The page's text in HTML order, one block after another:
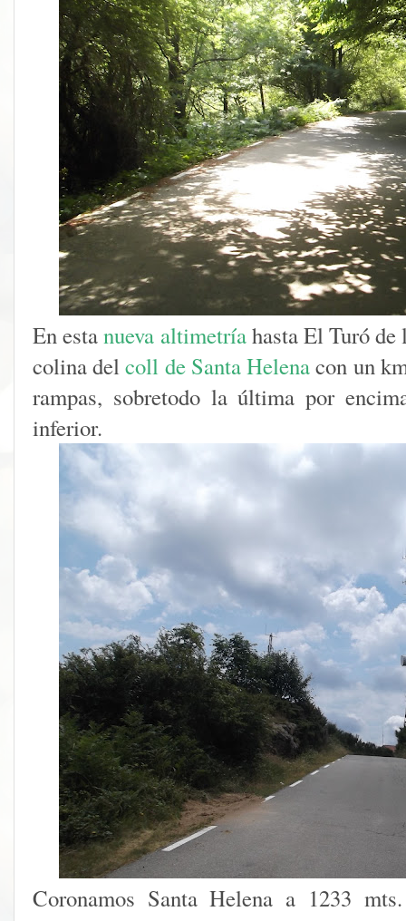
En estanueva altimetríahasta El Turó de
colina delcoll de Santa Helenacon un
rampas, sobretodo la última por
inferior.
Coronamos Santa Helena a 1233